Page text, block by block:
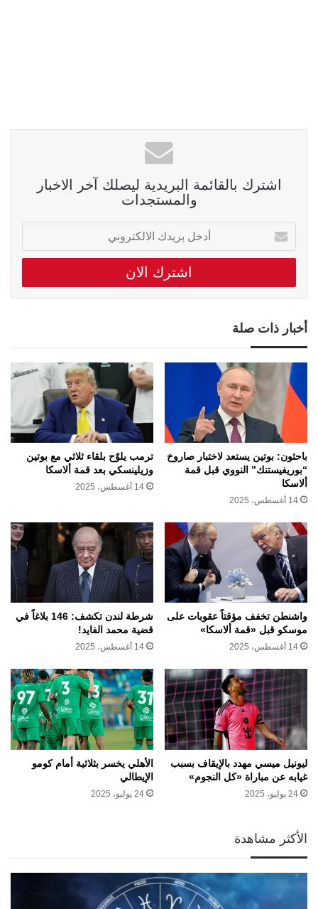
اشترك بالقائمة البريدية ليصلك آخر الاخبار
والمستجدات
أدخل
بريدك
الالكتروني
أخبار ذات صلة
باحثون: بوتين يستعد لاختبار صاروخ
“بوريفيستنك” النووي قبل قمة
ألاسكا
14 أغسطس، 2025
ترمب يلوّح بلقاء ثلاثي مع بوتين
وزيلينسكي بعد قمة ألاسكا
14 أغسطس، 2025
واشنطن تخفف مؤقتاً عقوبات على
موسكو قبل «قمة ألاسكا»
14 أغسطس، 2025
شرطة لندن تكشف: 146 بلاغاً في
قضية محمد الفايد!
14 أغسطس، 2025
ليونيل ميسي مهدد بالإيقاف بسبب
غيابه عن مباراة «كل النجوم»
24 يوليو، 2025
الأهلي يخسر بثلاثية أمام كومو
الإيطالي
24 يوليو، 2025
الأكثر مشاهدة